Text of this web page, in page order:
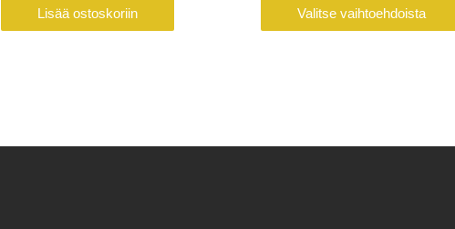
Lisää ostoskoriin Valitse vaihtoehdoista